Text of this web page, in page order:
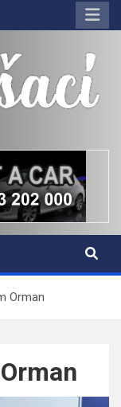
Orman